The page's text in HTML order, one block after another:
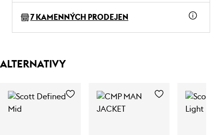
7 KAMENNÝCH PRODEJEN
ALTERNATIVY